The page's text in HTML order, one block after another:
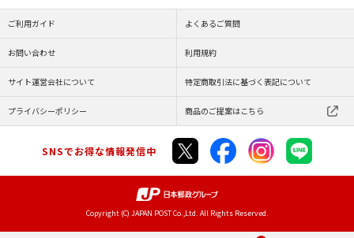
ご利用ガイド よくあるご質問
お問い合わせ 利用規約
サイト運営会社について 特定商取引法に基づく表記について
プライバシーポリシー 商品のご提案はこちら
SNSでお得な情報発信中
Copyright (C) JAPAN POST Co.,Ltd. All Rights Reserved.